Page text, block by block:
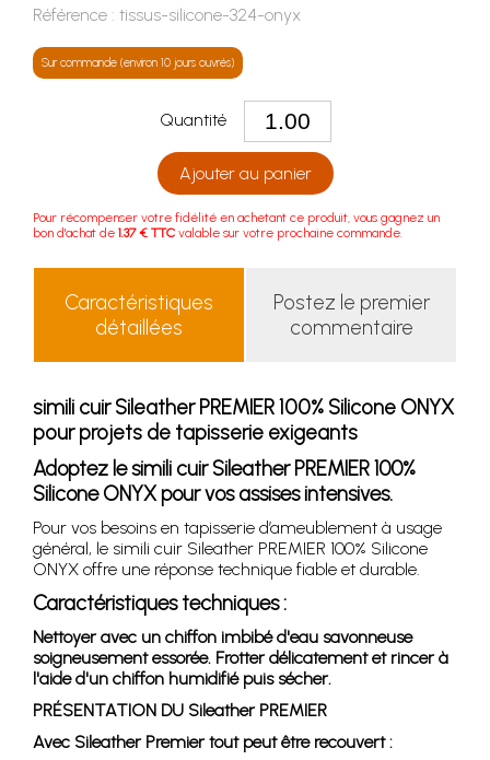
Référence : tissus-silicone-324-onyx
Sur commande (environ 10 jours ouvrés)
Quantité
Ajouter au panier
Pour récompenser votre fidélité en achetant ce produit, vous gagnez un
bon d'achat de 1.37 € TTC valable sur votre prochaine commande.
Caractéristiques
détaillées
Postez le premier
commentaire
simili cuir Sileather PREMIER 100% Silicone ONYX
pour projets de tapisserie exigeants
Adoptez le simili cuir Sileather PREMIER 100%
Silicone ONYX pour vos assises intensives.
Pour vos besoins en tapisserie d’ameublement à usage
général, le simili cuir Sileather PREMIER 100% Silicone
ONYX offre une réponse technique fiable et durable.
Caractéristiques techniques :
Nettoyer avec un chiffon imbibé d'eau savonneuse
soigneusement essorée. Frotter délicatement et rincer à
l'aide d'un chiffon humidifié puis sécher.
PRÉSENTATION DU Sileather PREMIER
Avec Sileather Premier tout peut être recouvert :